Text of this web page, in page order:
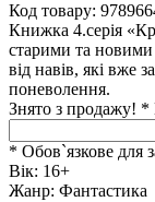
Код товару:
Книжка 4.серія
старими та
від навів, які вже
поневолення.
Знято з продажу! *
* Обов`язкове для
Вік: 16+
Жанр: Фантастика